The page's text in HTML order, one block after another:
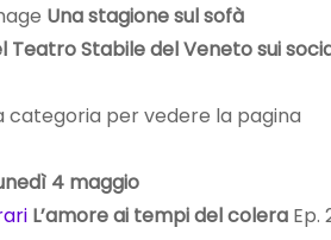
Una stagione sul sofà
Stabile del Veneto sui
categoria per vedere la pagina
4 maggio
L’amore ai tempi del coleraEp.